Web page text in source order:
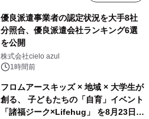
優良派遣事業者の認定状況を大手8社
分照合、優良派遣会社ランキング6選
を公開
株式会社cielo azul
1時間前
フロムアースキッズ × 地域 × 大学生が
創る、 子どもたちの「自育」イベント
「諸福ジーク×Lifehug」 を8月23日